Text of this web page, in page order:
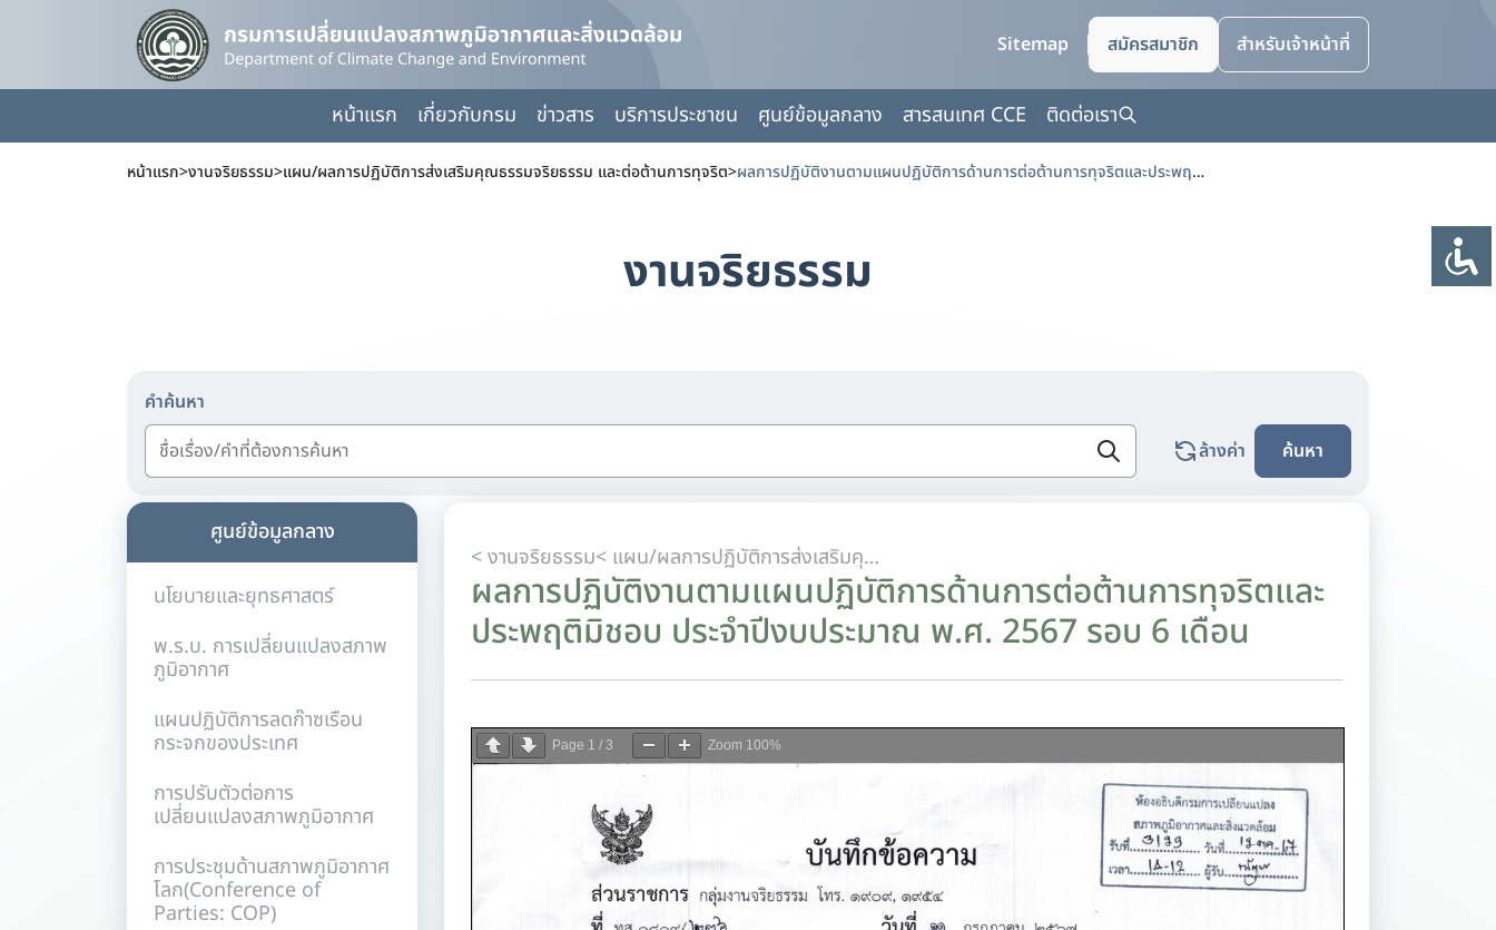
Sitemap สมัครสมาชิก สำหรับเจ้าหน้าที่
หน้าแรก เกี่ยวกับกรม ข่าวสาร บริการประชาชน ศูนย์ข้อมูลกลาง สารสนเทศ CCE ติดต่อเรา
หน้าแรก>งานจริยธรรม>แผน/ผลการปฏิบัติการส่งเสริมคุณธรรมจริยธรรม และต่อต้านการทุจริต> ผลการปฏิบัติงานตามแผนปฏิบัติการด้านการต่อต้านการทุจริตและประพฤติมิชอบ ประจำปีงบประมาณ พ.ศ. 2567 รอบ 6 เดือน
งานจริยธรรม
คำค้นหา
ล้างค่า
ค้นหา
ศูนย์ข้อมูลกลาง
นโยบายและยุทธศาสตร์
พ.ร.บ. การเปลี่ยนแปลงสภาพ
ภูมิอากาศ
แผนปฏิบัติการลดก๊าซเรือน
กระจกของประเทศ
การปรับตัวต่อการ
เปลี่ยนแปลงสภาพภูมิอากาศ
การประชุมด้านสภาพภูมิอากาศ
โลก(Conference of
Parties: COP)
< งานจริยธรรม < แผน/ผลการปฏิบัติการส่งเสริมคุณธรรมจริยธรรม และต่อต้านการทุจริต
ผลการปฏิบัติงานตามแผนปฏิบัติการด้านการต่อต้านการทุจริตและ
ประพฤติมิชอบ ประจำปีงบประมาณ พ.ศ. 2567 รอบ 6 เดือน
Page 1 / 3 Zoom 100%